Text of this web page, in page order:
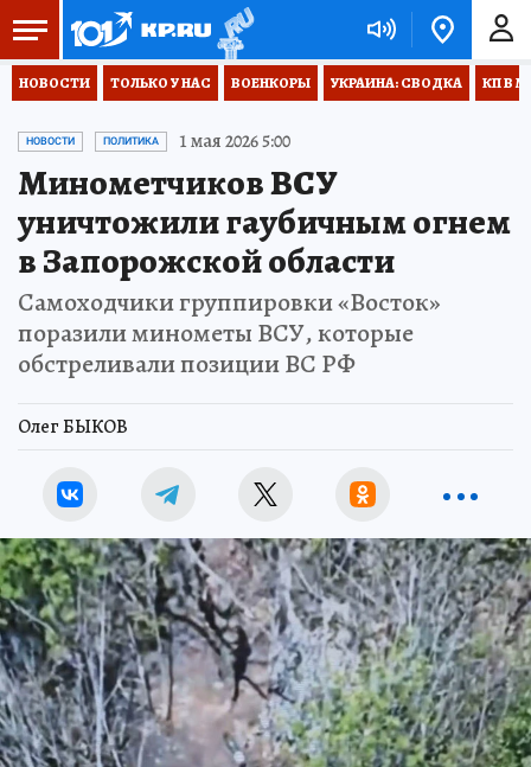
НОВОСТИ ТОЛЬКО У НАС ВОЕНКОРЫ УКРАИНА: СВОДКА КП В
НОВОСТИ ПОЛИТИКА 1 мая 2026 5:00
Минометчиков ВСУ
уничтожили гаубичным огнем
в Запорожской области
Самоходчики группировки «Восток»
поразили минометы ВСУ, которые
обстреливали позиции ВС РФ
Олег БЫКОВ